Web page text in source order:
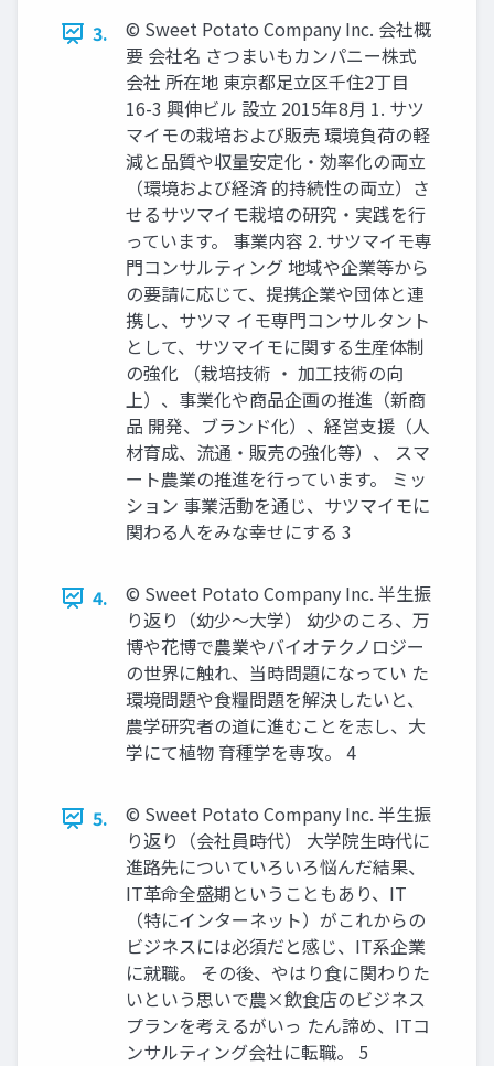
3.
© Sweet Potato Company Inc. 会社概
要 会社名 さつまいもカンパニー株式
会社 所在地 東京都足立区千住2丁目
16-3 興伸ビル 設立 2015年8月 1. サツ
マイモの栽培および販売 環境負荷の軽
減と品質や収量安定化・効率化の両立
（環境および経済 的持続性の両立）さ
せるサツマイモ栽培の研究・実践を行
っています。 事業内容 2. サツマイモ専
門コンサルティング 地域や企業等から
の要請に応じて、提携企業や団体と連
携し、サツマ イモ専門コンサルタント
として、サツマイモに関する生産体制
の強化 （栽培技術 ・ 加工技術の向
上）、事業化や商品企画の推進（新商
品 開発、ブランド化）、経営支援（人
材育成、流通・販売の強化等）、 スマ
ート農業の推進を行っています。 ミッ
ション 事業活動を通じ、サツマイモに
関わる人をみな幸せにする 3
4.
© Sweet Potato Company Inc. 半生振
り返り（幼少～大学） 幼少のころ、万
博や花博で農業やバイオテクノロジー
の世界に触れ、当時問題になってい た
環境問題や食糧問題を解決したいと、
農学研究者の道に進むことを志し、大
学にて植物 育種学を専攻。 4
5.
© Sweet Potato Company Inc. 半生振
り返り（会社員時代） 大学院生時代に
進路先についていろいろ悩んだ結果、
IT革命全盛期ということもあり、IT
（特にインターネット）がこれからの
ビジネスには必須だと感じ、IT系企業
に就職。 その後、やはり食に関わりた
いという思いで農×飲食店のビジネス
プランを考えるがいっ たん諦め、ITコ
ンサルティング会社に転職。 5